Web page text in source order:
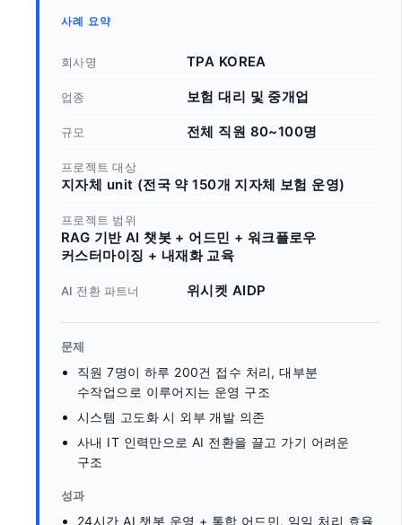
사례 요약
회사명 TPA KOREA
업종 보험 대리 및 중개업
규모 전체 직원 80~100명
프로젝트 대상
지자체 unit (전국 약 150개 지자체 보험 운영)
프로젝트 범위
RAG 기반 AI 챗봇 + 어드민 + 워크플로우
커스터마이징 + 내재화 교육
AI 전환 파트너 위시켓 AIDP
문제
직원 7명이 하루 200건 접수 처리, 대부분
수작업으로 이루어지는 운영 구조
시스템 고도화 시 외부 개발 의존
사내 IT 인력만으로 AI 전환을 끌고 가기 어려운
구조
성과
24시간 AI 챗봇 운영 + 통합 어드민, 일일 처리 효율